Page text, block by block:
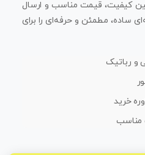
کیفیت، قیمت مناسب و ارسال
ساده، مطمئن و حرفه‌ای را برای
و رباتیک
خرید
مناسب